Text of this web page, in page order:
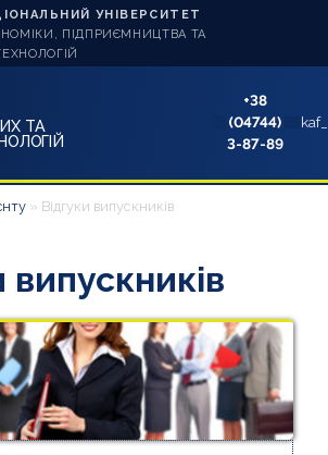
УНІВЕРСИТЕТ
ПІДПРИЄМНИЦТВА ТА
ТА
+38
(04744)
3-87-89
» Відгуки випускників
випускників